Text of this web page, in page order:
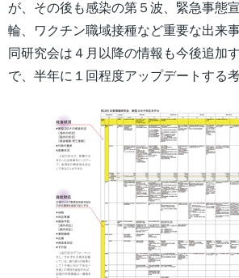
が、その後も感染の第５波、緊急事態
輪、ワクチン職域接種など重要な出来
同研究会は４月以降の情報も今後追加
で、半年に１回程度アップデートする考